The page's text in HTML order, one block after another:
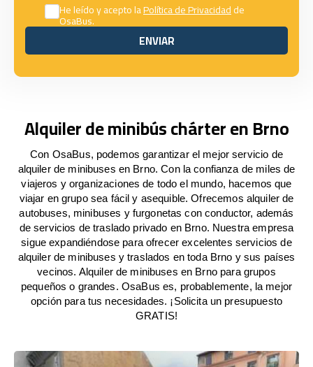
He leído y acepto laPolítica de Privacidadde
OsaBus.
ENVIAR
ENVIAR
Alquiler de minibús chárter en Brno
Con OsaBus, podemos garantizar el mejor servicio de
alquiler de minibuses en Brno. Con la confianza de miles de
viajeros y organizaciones de todo el mundo, hacemos que
viajar en grupo sea fácil y asequible. Ofrecemos alquiler de
autobuses, minibuses y furgonetas con conductor, además
de servicios de traslado privado en Brno. Nuestra empresa
sigue expandiéndose para ofrecer excelentes servicios de
alquiler de minibuses y traslados en toda Brno y sus países
vecinos. Alquiler de minibuses en Brno para grupos
pequeños o grandes. OsaBus es, probablemente, la mejor
opción para tus necesidades. ¡Solicita un presupuesto
GRATIS!